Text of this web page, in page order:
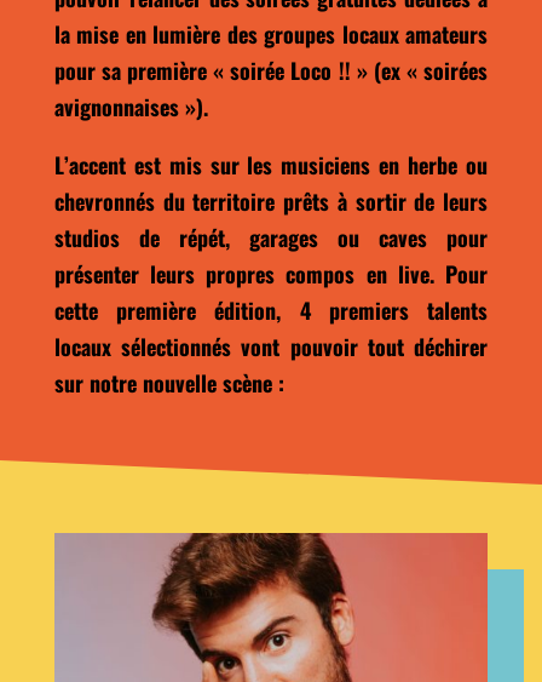
la mise en lumière des groupes locaux amateurs
pour sa première « soirée Loco !! » (ex « soirées
avignonnaises »).
L’accent est mis sur les musiciens en herbe ou
chevronnés du territoire prêts à sortir de leurs
studios de répét, garages ou caves pour
présenter leurs propres compos en live. Pour
cette première édition, 4 premiers talents
locaux sélectionnés vont pouvoir tout déchirer
sur notre nouvelle scène :